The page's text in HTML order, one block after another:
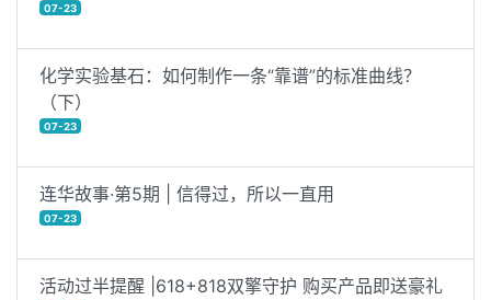
07-23
化学实验基石：如何制作一条“靠谱”的标准曲线？
（下）
07-23
连华故事·第5期 | 信得过，所以一直用
07-23
活动过半提醒 |618+818双擎守护 购买产品即送豪礼